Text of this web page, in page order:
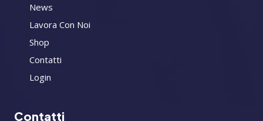
News
Lavora Con Noi
Shop
Contatti
Login
Contatti